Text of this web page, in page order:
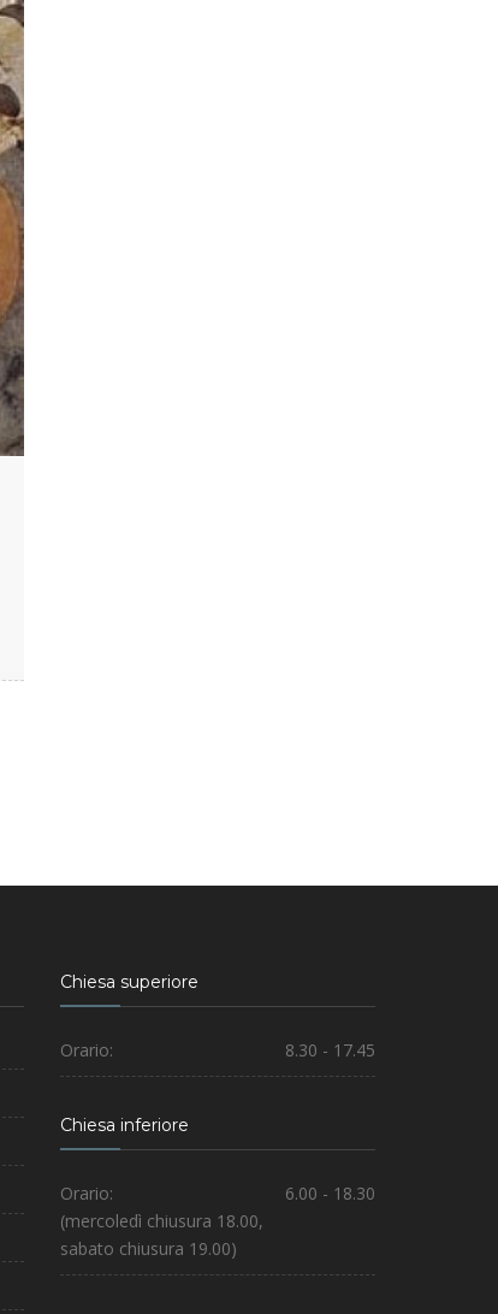
Chiesa superiore
Orario: 8.30 - 17.45
Chiesa inferiore
Orario:
6.00 - 18.30
(mercoledì chiusura 18.00,
sabato chiusura 19.00)